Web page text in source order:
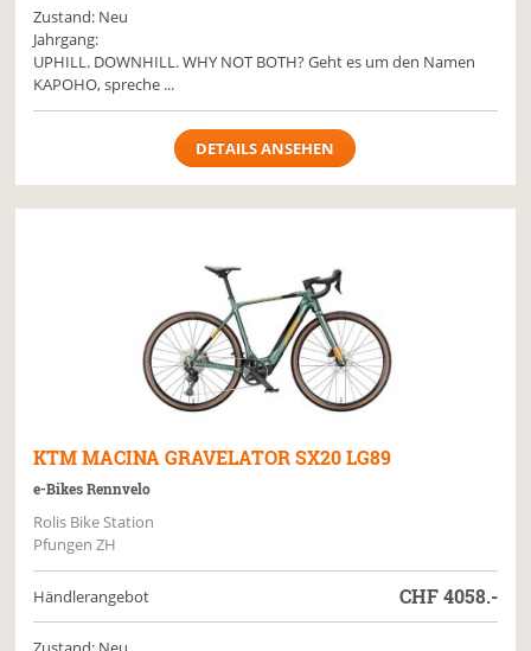
Zustand: Neu
Jahrgang:
UPHILL. DOWNHILL. WHY NOT BOTH? Geht es um den Namen
KAPOHO, spreche ...
DETAILS ANSEHEN
KTM MACINA GRAVELATOR SX20 LG89
e-Bikes Rennvelo
Rolis Bike Station
Pfungen ZH
Händlerangebot CHF4058.-